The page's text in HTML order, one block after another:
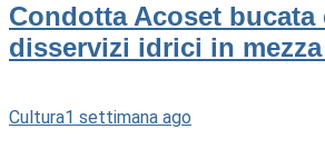
Condotta Acoset
disservizi idrici in
Cultura1 settimana ago